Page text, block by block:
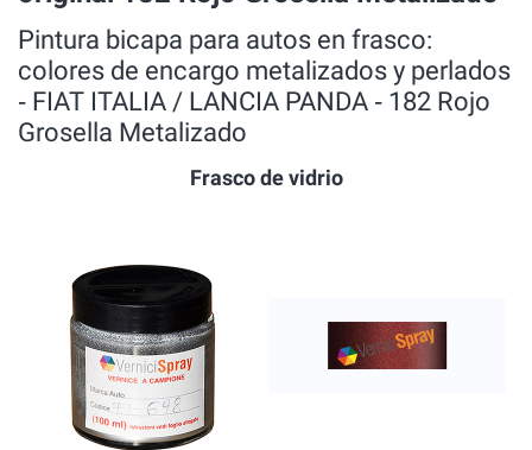
Pintura bicapa para autos en frasco:
colores de encargo metalizados y perlados
‐ FIAT ITALIA / LANCIA PANDA ‐ 182 Rojo
Grosella Metalizado
Frasco de vidrio